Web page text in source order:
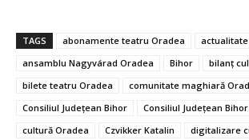
TAGS abonamente teatru Oradea
ansamblu Nagyvárad Oradea
Bihor
bilanț
bilete teatru Oradea
comunitate maghiară
Consiliul Județean Bihor
Consiliul Județean
cultură Oradea
Czvikker Katalin
digitalizare